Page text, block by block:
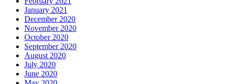
January 2021
December 2020
November 2020
October 2020
September 2020
August 2020
July 2020
June 2020